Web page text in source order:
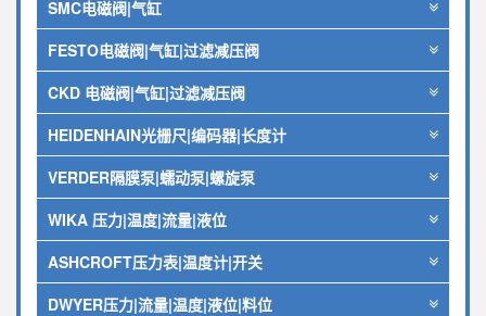
SMC电磁阀|气缸
FESTO电磁阀|气缸|过滤减压阀
CKD 电磁阀|气缸|过滤减压阀
HEIDENHAIN光栅尺|编码器|长度计
VERDER隔膜泵|蠕动泵|螺旋泵
WIKA 压力|温度|流量|液位
ASHCROFT压力表|温度计|开关
DWYER压力|流量|温度|液位|料位